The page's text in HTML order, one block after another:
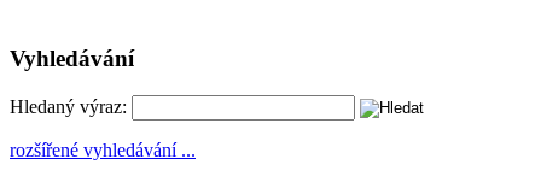
Vyhledávání
Hledaný výraz:
rozšířené vyhledávání ...